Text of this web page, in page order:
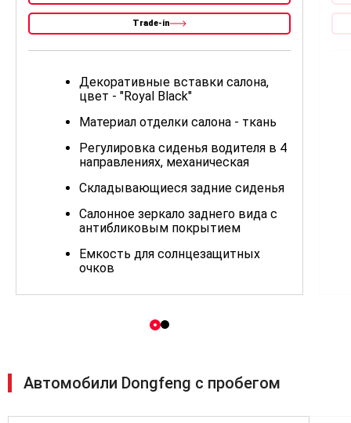
Trade-in
Декоративные вставки салона,
цвет - "Royal Black"
Материал отделки салона - ткань
Регулировка сиденья водителя в 4
направлениях, механическая
Складывающиеся задние сиденья
Салонное зеркало заднего вида с
антибликовым покрытием
Емкость для солнцезащитных
очков
Передний центральный
Фары головного света с LED
Автомобили Dongfeng с пробегом